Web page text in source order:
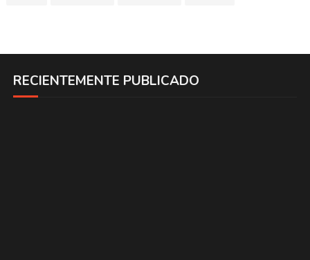
RECIENTEMENTE PUBLICADO